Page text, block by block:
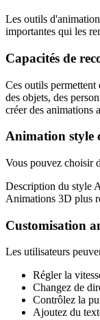
Les outils
importantes qui les
Capacités de
Ces outils permettent
des objets, des
créer des animations
Animation style
Vous pouvez choisir
Description du style
Animations 3D plus
Customisation
Les utilisateurs
Régler la
Changez de
Contrôlez la
Ajoutez du